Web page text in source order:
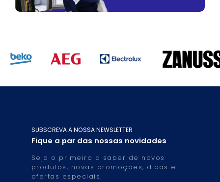
SUBSCREVA A NOSSA NEWSLETTER
Fique a par das nossas novidades
Seja o primeiro a saber de novos
produtos, novas promoções, dicas e
ofertas especiais.